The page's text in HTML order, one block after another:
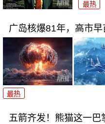
最热
广岛核爆81年，高市早
最热
五箭齐发！熊猫这一